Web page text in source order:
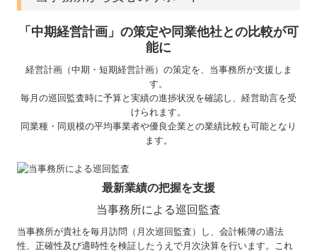
「中期経営計画」の策定や同業他社との比較が可
能に
経営計画（中期・短期経営計画）の策定を、当事務所が支援しま
す。
毎月の巡回監査時に予算と実績の進捗状況を確認し、経営助言を受
けられます。
同業種・同規模の平均事業者や優良企業との業績比較も可能となり
ます。
最新業績の把握を支援
当事務所による巡回監査
当事務所が貴社を毎月訪問（月次巡回監査）し、会計帳簿の適法
性、正確性及び適時性を検証したうえで月次決算を行います。これ